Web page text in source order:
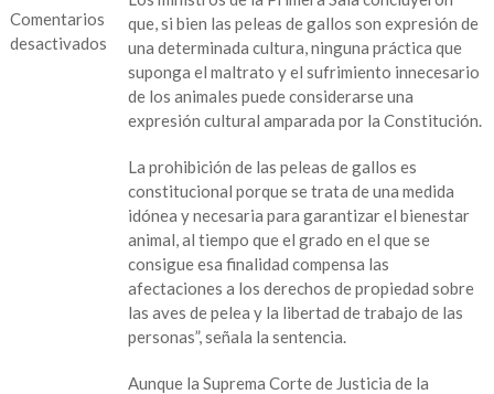
Comentarios
desactivados
que, si bien las peleas de gallos son expresión de
una determinada cultura, ninguna práctica que
suponga el maltrato y el sufrimiento innecesario
de los animales puede considerarse una
expresión cultural amparada por la Constitución.
La prohibición de las peleas de gallos es
constitucional porque se trata de una medida
idónea y necesaria para garantizar el bienestar
animal, al tiempo que el grado en el que se
consigue esa finalidad compensa las
afectaciones a los derechos de propiedad sobre
las aves de pelea y la libertad de trabajo de las
personas”, señala la sentencia.
Aunque la Suprema Corte de Justicia de la